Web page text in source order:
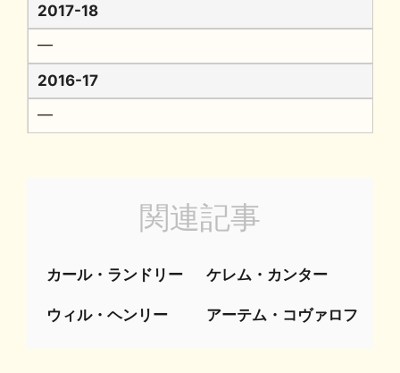
2017-18
━
2016-17
━
関連記事
カール・ランドリー ケレム・カンター
ウィル・ヘンリー アーテム・コヴァロフ